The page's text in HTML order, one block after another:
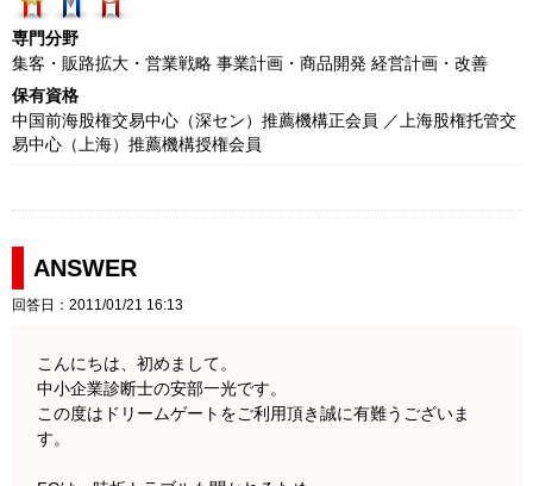
専門分野
集客・販路拡大・営業戦略 事業計画・商品開発 経営計画・改善
保有資格
中国前海股権交易中心（深セン）推薦機構正会員 ／上海股権托管交
易中心（上海）推薦機構授権会員
ANSWER
回答日：2011/01/21 16:13
こんにちは、初めまして。
中小企業診断士の安部一光です。
この度はドリームゲートをご利用頂き誠に有難うございま
す。